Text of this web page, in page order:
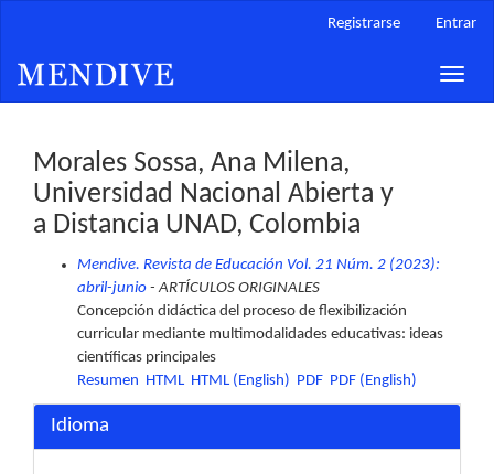
principal
Barra
Registrarse Entrar
Toggle
Morales Sossa, Ana Milena,
Universidad Nacional Abierta y
a Distancia UNAD, Colombia
Mendive. Revista de Educación Vol. 21 Núm. 2 (2023):
abril-junio - ARTÍCULOS ORIGINALES
Concepción didáctica del proceso de flexibilización
curricular mediante multimodalidades educativas: ideas
científicas principales
Resumen HTML HTML (English) PDF PDF (English)
Idioma